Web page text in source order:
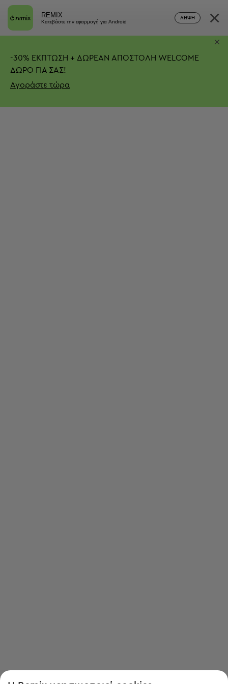
REMIX
Κατεβάστε την εφαρμογή για Android
ΛΉΨΗ ×
-30% ΕΚΠΤΩΣΗ + ΔΩΡΕΑΝ ΑΠΟΣΤΟΛΗ WELCOME
ΔΩΡΟ ΓΙΑ ΣΑΣ!
Αγοράστε τώρα
×